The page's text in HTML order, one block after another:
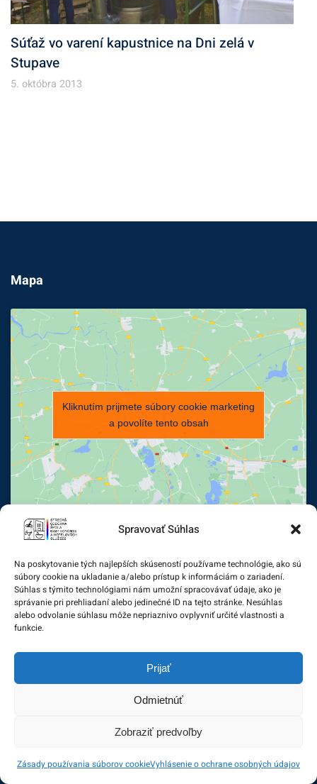
Spravovať Súhlas
Na poskytovanie tých najlepších skúseností používame technológie, ako sú
súbory cookie na ukladanie a/alebo prístup k informáciám o zariadení.
Súhlas s týmito technológiami nám umožní spracovávať údaje, ako je
správanie pri prehliadaní alebo jedinečné ID na tejto stránke. Nesúhlas
alebo odvolanie súhlasu môže nepriaznivo ovplyvniť určité vlastnosti a
funkcie.
Prijať
Odmietnúť
Zobraziť predvoľby
Zásady používania súborov cookieVyhlásenie o ochrane osobných údajov
Súťaž vo varení kapustnice na Dni zelá v
Stupave
5. októbra 2013
Mapa
Kliknutím prijmete súbory cookie marketing
a povolíte tento obsah
Stredná odborná škola gastronómie a hotelových služieb
Farského 9
851 01 Bratislava
02 / 622 43 626 - sektretariát
02 / 622 43 610 - zborovňa
02 / 622 43 604 - vrátnica
cukrari@farskeho.sk
www.farskeho.sk